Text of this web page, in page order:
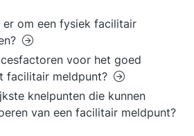
er om een fysiek facilitair
voor het goed
facilitair meldpunt?
knelpunten die kunnen
van een facilitair meldpunt?